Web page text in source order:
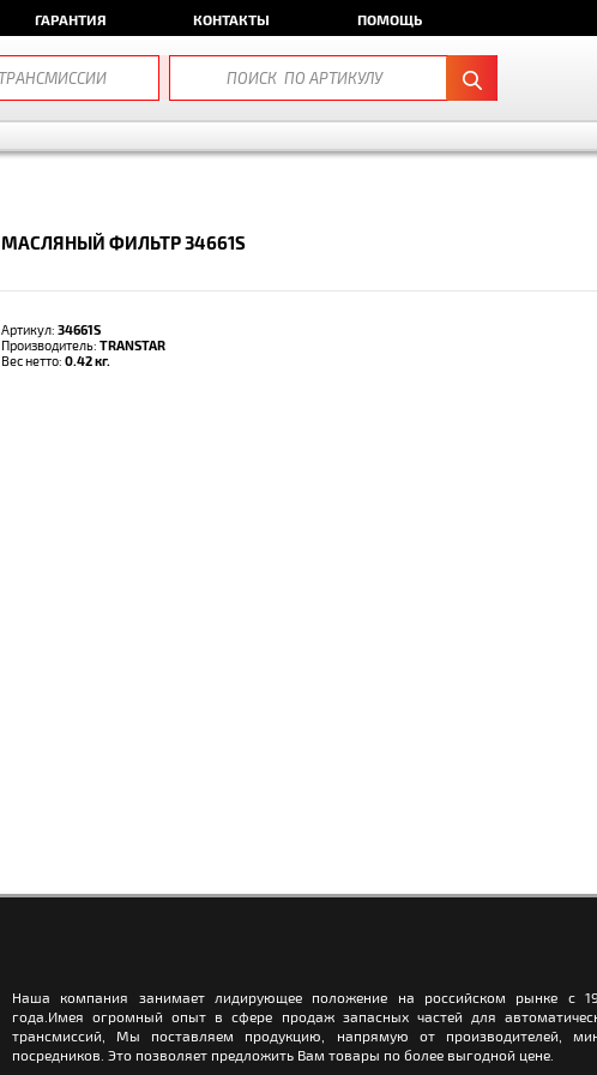
ГАРАНТИЯ КОНТАКТЫ ПОМОЩЬ
МАСЛЯНЫЙ ФИЛЬТР 34661S
Артикул: 34661S
Производитель: TRANSTAR
Вес нетто: 0.42 кг.
Наша компания занимает лидирующее положение на российском рынке с
года.Имея огромный опыт в сфере продаж запасных частей для
трансмиссий, Мы поставляем продукцию, напрямую от производителей,
посредников. Это позволяет предложить Вам товары по более выгодной цене.